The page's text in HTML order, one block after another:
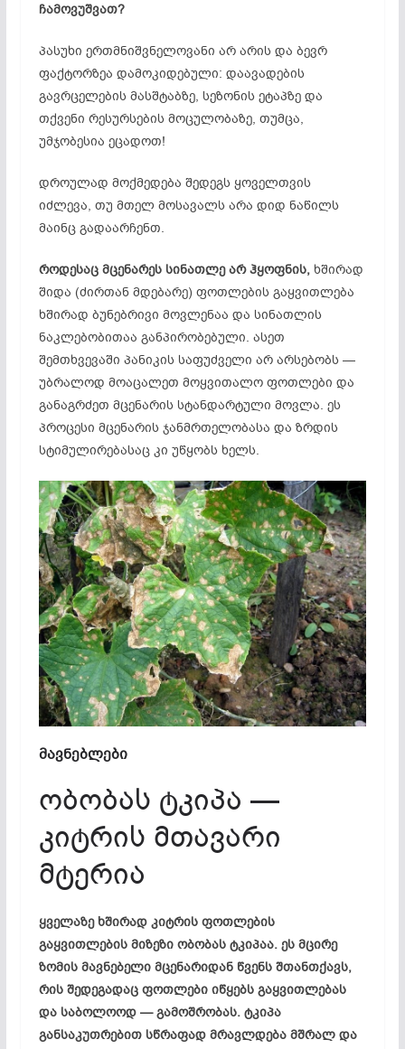
ჩამოვუშვათ?
პასუხი ერთმნიშვნელოვანი არ არის და ბევრ
ფაქტორზეა დამოკიდებული: დაავადების
გავრცელების მასშტაბზე, სეზონის ეტაპზე და
თქვენი რესურსების მოცულობაზე, თუმცა,
უმჯობესია ეცადოთ!
დროულად მოქმედება შედეგს ყოველთვის
იძლევა, თუ მთელ მოსავალს არა დიდ ნაწილს
მაინც გადაარჩენთ.
როდესაც მცენარეს სინათლე არ ჰყოფნის,ხშირად
შიდა (ძირთან მდებარე) ფოთლების გაყვითლება
ხშირად ბუნებრივი მოვლენაა და სინათლის
ნაკლებობითაა განპირობებული. ასეთ
შემთხვევაში პანიკის საფუძველი არ არსებობს —
უბრალოდ მოაცალეთ მოყვითალო ფოთლები და
განაგრძეთ მცენარის სტანდარტული მოვლა. ეს
პროცესი მცენარის ჯანმრთელობასა და ზრდის
სტიმულირებასაც კი უწყობს ხელს.
მავნებლები
ობობას ტკიპა —
კიტრის მთავარი
მტერია
ყველაზე ხშირად კიტრის ფოთლების
გაყვითლების მიზეზი ობობას ტკიპაა. ეს მცირე
ზომის მავნებელი მცენარიდან წვენს შთანთქავს,
რის შედეგადაც ფოთლები იწყებს გაყვითლებას
და საბოლოოდ — გამოშრობას. ტკიპა
განსაკუთრებით სწრაფად მრავლდება მშრალ და